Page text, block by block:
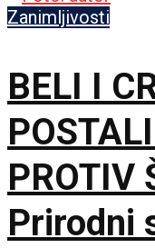
okrene
Zanimljivosti
BELI I
PROTIV
Prirodni